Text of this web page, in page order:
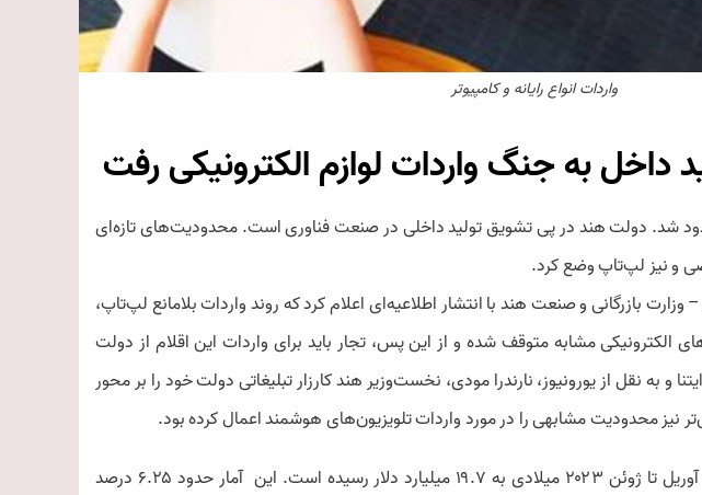
واردات انواع رایانه و کامپیوتر
داخل به جنگ واردات لوازم الکترونیکی رفت
محدود شد. دولت هند در پی تشویق تولید داخلی در صنعت فناوری است. محدودیت‌های تازه‌ای
و نیز لپ‌تاپ وضع کرد.
وزارت بازرگانی و صنعت هند با انتشار اطلاعیه‌ای اعلام کرد که روند واردات بلامانع لپ‌تاپ،
الکترونیکی مشابه متوقف شده و از این پس، تجار باید برای واردات این اقلام از دولت
ایتنا و به نقل از یورونیوز، نارندرا مودی، نخست‌وزیر هند کارزار تبلیغاتی دولت خود را بر محور
محدودیت مشابهی را در مورد واردات تلویزیون‌های هوشمند اعمال کرده بود.
واردات لوازم الکترونیکی به هند در دوره آوریل تا ژوئن ۲۰۲۳ میلادی به ۱۹.۷ میلیارد دلار رسیده است. این آمار حدود ۶.۲۵ درصد